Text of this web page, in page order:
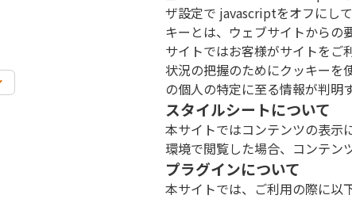
ザ設定で javascriptをオフにし
キーとは、ウェブサイトからの
サイトではお客様がサイトをご
状況の把握のためにクッキーを
の個人の特定に至る情報が判明
スタイルシートについて
本サイトではコンテンツの表示
環境で閲覧した場合、コンテン
プラグインについて
本サイトでは、ご利用の際に以